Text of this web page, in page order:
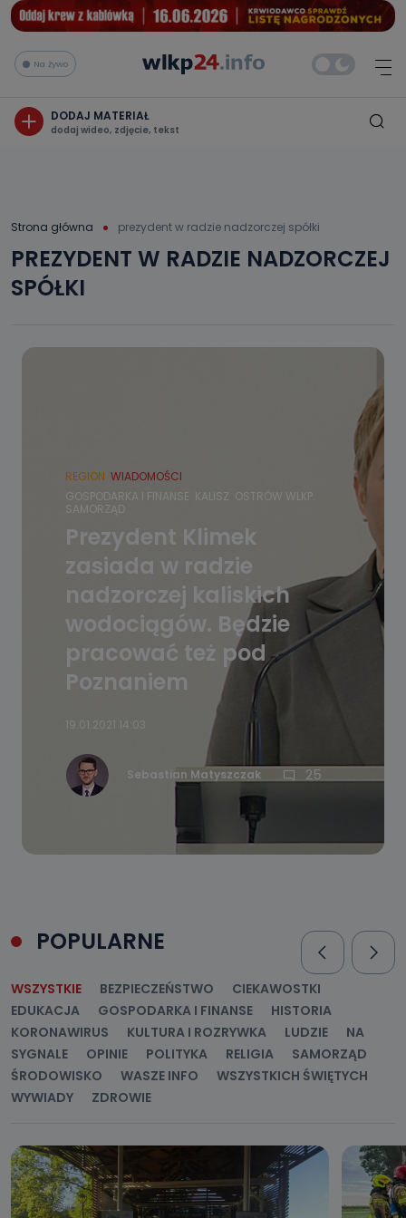
Na żywo
DODAJ MATERIAŁ
dodaj wideo, zdjęcie, tekst
Strona główna prezydent w radzie nadzorczej spółki
PREZYDENT W RADZIE NADZORCZEJ
SPÓŁKI
REGION WIADOMOŚCI
GOSPODARKA I FINANSE KALISZ OSTRÓW WLKP.
SAMORZĄD
Prezydent Klimek
zasiada w radzie
nadzorczej kaliskich
wodociągów. Będzie
pracować też pod
Poznaniem
19.01.2021 14:03
Sebastian Matyszczak 25
POPULARNE
WSZYSTKIE BEZPIECZEŃSTWO
CIEKAWOSTKI
EDUKACJA
GOSPODARKA I FINANSE
HISTORIA
KORONAWIRUS
KULTURA I ROZRYWKA LUDZIE
NA
SYGNALE
OPINIE POLITYKA RELIGIA
SAMORZĄD
ŚRODOWISKO
WASZE INFO
WSZYSTKICH ŚWIĘTYCH
WYWIADY
ZDROWIE